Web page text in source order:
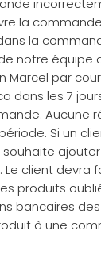
la
la
notre équipe
Marcel par
dans les 7
Aucune
Si un
ajouter
client devra
produits
bancaires des
à une